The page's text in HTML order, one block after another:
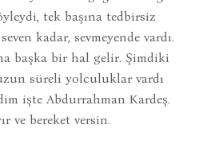
tek başına tedbirsiz
kadar, sevmeyende vardı.
başka bir hal gelir. Şimdiki
süreli yolculuklar vardı
işte Abdurrahman Kardeş.
ve bereket versin.